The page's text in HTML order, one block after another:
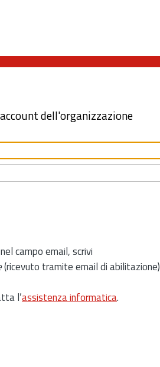
dell'organizzazione
campo email, scrivi
(ricevuto tramite email di abilitazione)
l’assistenza informatica.